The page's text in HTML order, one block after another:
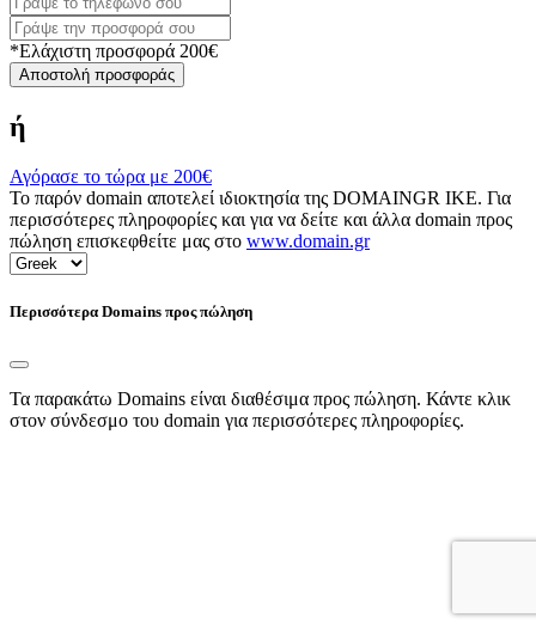
*Ελάχιστη προσφορά 200€
Αποστολή προσφοράς
ή
Αγόρασε το τώρα με 200€
Το παρόν domain αποτελεί ιδιοκτησία της DOMAINGR ΙΚΕ. Για
περισσότερες πληροφορίες και για να δείτε και άλλα domain προς
πώληση επισκεφθείτε μας στο www.domain.gr
Περισσότερα Domains προς πώληση
Τα παρακάτω Domains είναι διαθέσιμα προς πώληση. Κάντε κλικ
στον σύνδεσμο του domain για περισσότερες πληροφορίες.